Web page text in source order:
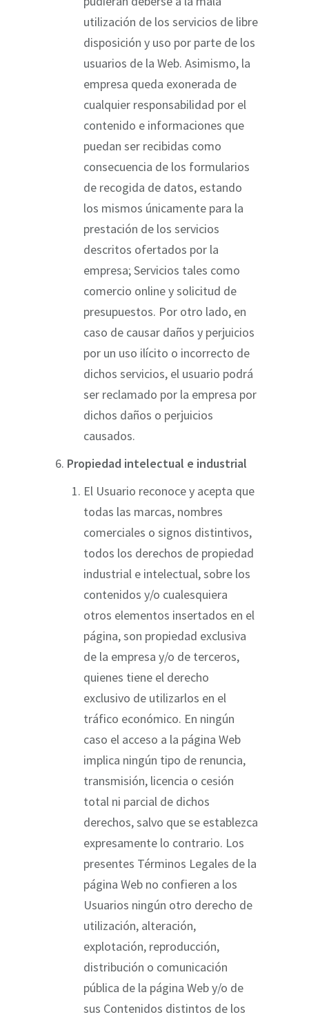
utilización de los servicios de libre
disposición y uso por parte de los
usuarios de la Web. Asimismo, la
empresa queda exonerada de
cualquier responsabilidad por el
contenido e informaciones que
puedan ser recibidas como
consecuencia de los formularios
de recogida de datos, estando
los mismos únicamente para la
prestación de los servicios
descritos ofertados por la
empresa; Servicios tales como
comercio online y solicitud de
presupuestos. Por otro lado, en
caso de causar daños y perjuicios
por un uso ilícito o incorrecto de
dichos servicios, el usuario podrá
ser reclamado por la empresa por
dichos daños o perjuicios
causados.
Propiedad intelectual e industrial
El Usuario reconoce y acepta que
todas las marcas, nombres
comerciales o signos distintivos,
todos los derechos de propiedad
industrial e intelectual, sobre los
contenidos y/o cualesquiera
otros elementos insertados en el
página, son propiedad exclusiva
de la empresa y/o de terceros,
quienes tiene el derecho
exclusivo de utilizarlos en el
tráfico económico. En ningún
caso el acceso a la página Web
implica ningún tipo de renuncia,
transmisión, licencia o cesión
total ni parcial de dichos
derechos, salvo que se establezca
expresamente lo contrario. Los
presentes Términos Legales de la
página Web no confieren a los
Usuarios ningún otro derecho de
utilización, alteración,
explotación, reproducción,
distribución o comunicación
pública de la página Web y/o de
sus Contenidos distintos de los